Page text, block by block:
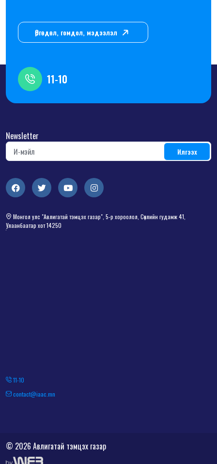
Өргөдөл, гомдол, мэдээлэл
11-10
Newsletter
Монгол улс "Авлигатай тэмцэх газар", 5-р хороолол, Сөүлийн гудамж 41,
Улаанбаатар хот 14250
11-10
contact@iaac.mn
© 2026 Авлигатай тэмцэх газар